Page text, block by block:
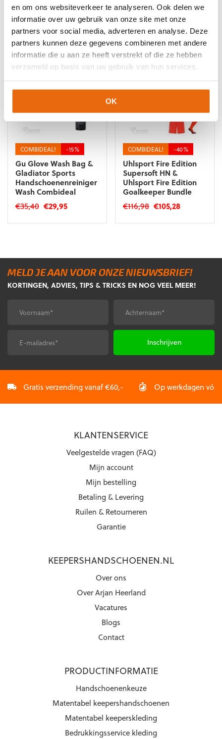
en om ons websiteverkeer te analyseren. Ook delen we
informatie over uw gebruik van onze site met onze
partners voor social media, adverteren en analyse. Deze
partners kunnen deze gegevens combineren met andere
informatie die u aan ze heeft verstrekt of die ze hebben
verzameld op basis van uw gebruik van hun services.
OK
Gerelateerde producten
COMBIDEAL! -15%
Gu Glove Wash Bag &
Gladiator Sports
Handschoenenreiniger
Wash Combideal
€35,40 Oorspronkelijke
€29,95Huidige
COMBIDEAL! -40%
Uhlsport Fire Edition
Supersoft HN &
Uhlsport Fire Edition
Goalkeeper Bundle
€116,98 Oorspronkelijke
€105,28Huidige
MELD JE AAN VOOR ONZE NIEUWSBRIEF!
KORTINGEN, ADVIES, TIPS & TRICKS EN NOG VEEL MEER!
Voornaam* Achternaam*
Gratis verzending vanaf €60,- Op werkdagen
KLANTENSERVICE
Veelgestelde vragen (FAQ)
Mijn account
Mijn bestelling
Betaling & Levering
Ruilen & Retourneren
Garantie
KEEPERSHANDSCHOENEN.NL
Over ons
Over Arjan Heerland
Vacatures
Blogs
Contact
PRODUCTINFORMATIE
Handschoenenkeuze
Matentabel keepershandschoenen
Matentabel keeperskleding
Bedrukkingsservice kleding